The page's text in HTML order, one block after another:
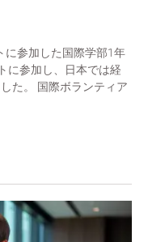
に参加した国際学部1年
に参加し、日本では経
た。 国際ボランティア